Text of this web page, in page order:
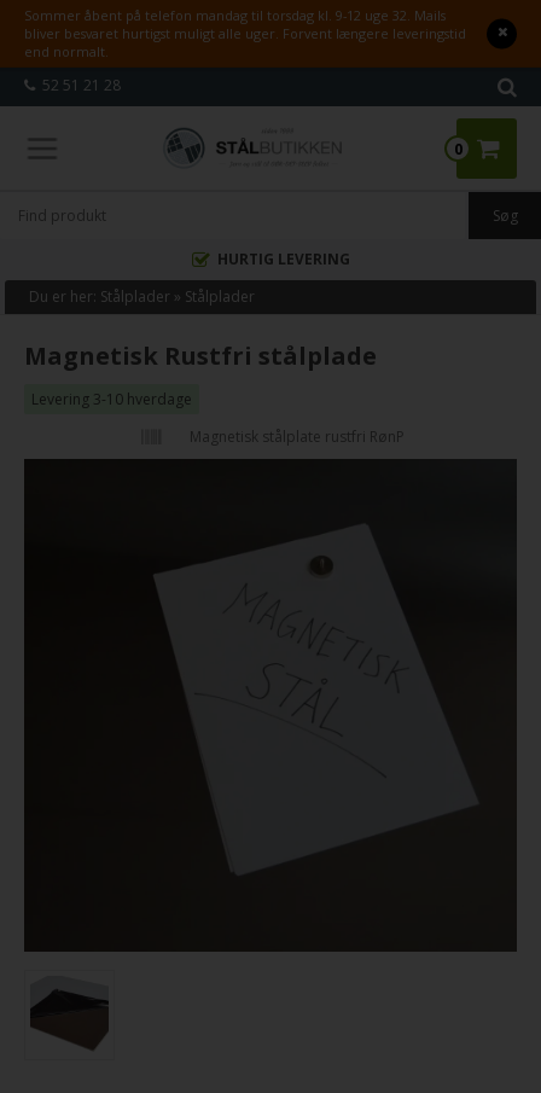
Sommer åbent på telefon mandag til torsdag kl. 9-12 uge 32. Mails
bliver besvaret hurtigst muligt alle uger. Forvent længere leveringstid
end normalt.
52 51 21 28
0
HURTIG LEVERING
Du er her: Stålplader » Stålplader
Magnetisk Rustfri stålplade
Levering 3-10 hverdage
Magnetisk stålplate rustfri RønP